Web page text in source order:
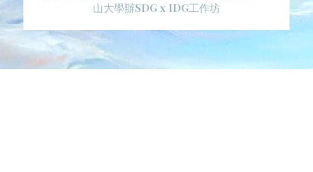
山大學辦SDG x IDG工作坊